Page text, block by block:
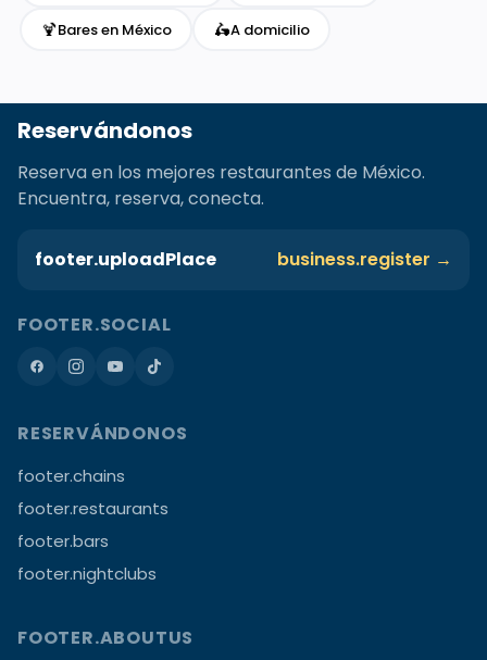
🍹Bares en México 🛵A domicilio
Reservándonos
Reserva en los mejores restaurantes de México.
Encuentra, reserva, conecta.
footer.uploadPlace business.register →
FOOTER.SOCIAL
RESERVÁNDONOS
footer.chains
footer.restaurants
footer.bars
footer.nightclubs
FOOTER.ABOUTUS